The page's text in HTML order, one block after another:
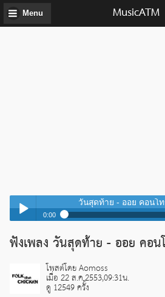
Menu MusicATM
Play /
วันสุดท้าย - ออย คอนโ
0:00
วันสุดท้าย - ออย คอนโทรล (oil control)
วันสุดท้าย - ออย คอนโทรล (oil control)
ฟังเพลง วันสุดท้าย - ออย คอ
โพสต์โดย Aomoss
เมื่อ 22 ส.ค.2553,09:31น.
ดู 12549 ครั้ง